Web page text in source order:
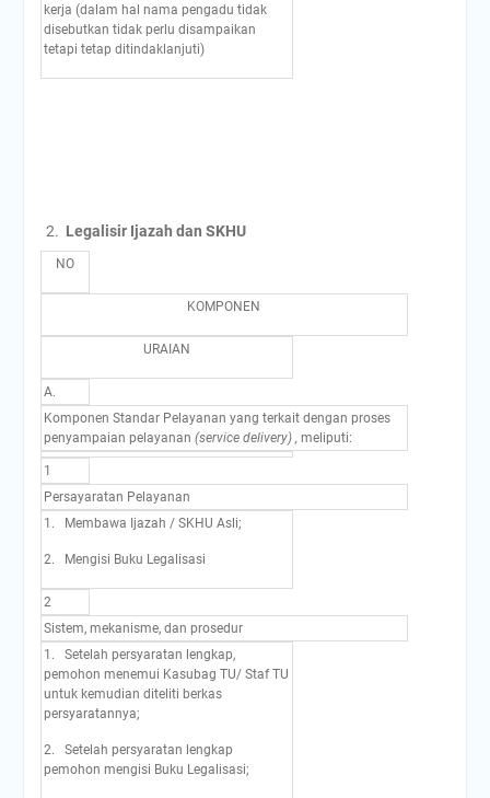
kerja (dalam hal nama pengadu tidak
disebutkan tidak perlu disampaikan
tetapi tetap ditindaklanjuti)
Legalisir Ijazah dan SKHU
NO
KOMPONEN
URAIAN
A.
Komponen Standar Pelayanan yang terkait dengan proses
penyampaian pelayanan (service delivery) , meliputi:
1
Persayaratan Pelayanan
1. Membawa Ijazah / SKHU Asli;
2. Mengisi Buku Legalisasi
2
Sistem, mekanisme, dan prosedur
1. Setelah persyaratan lengkap,
pemohon menemui Kasubag TU/ Staf TU
untuk kemudian diteliti berkas
persyaratannya;
2. Setelah persyaratan lengkap
pemohon mengisi Buku Legalisasi;